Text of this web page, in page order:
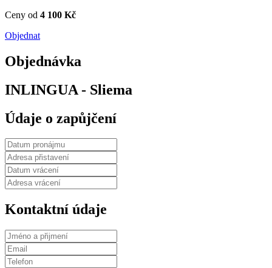
Ceny od 4 100 Kč
Objednat
Objednávka
INLINGUA - Sliema
Údaje o zapůjčení
Kontaktní údaje